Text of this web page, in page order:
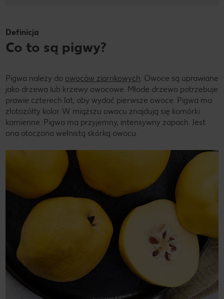
Definicja
Co to są pigwy?
Pigwa należy do owoców ziarnkowych. Owoce są uprawiane
jako drzewa lub krzewy owocowe. Młode drzewo potrzebuje
prawie czterech lat, aby wydać pierwsze owoce. Pigwa ma
złotożółty kolor. W miąższu owocu znajdują się komórki
kamienne. Pigwa ma przyjemny, intensywny zapach. Jest
ona otoczona wełnistą skórką owocu.